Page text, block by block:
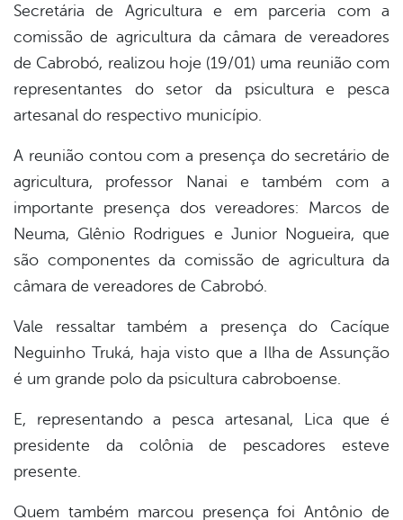
Secretária de Agricultura e em parceria com a
comissão de agricultura da câmara de vereadores
de Cabrobó, realizou hoje (19/01) uma reunião com
representantes do setor da psicultura e pesca
artesanal do respectivo município.
A reunião contou com a presença do secretário de
agricultura, professor Nanai e também com a
importante presença dos vereadores: Marcos de
Neuma, Glênio Rodrigues e Junior Nogueira, que
são componentes da comissão de agricultura da
câmara de vereadores de Cabrobó.
Vale ressaltar também a presença do Cacíque
Neguinho Truká, haja visto que a Ilha de Assunção
é um grande polo da psicultura cabroboense.
E, representando a pesca artesanal, Lica que é
presidente da colônia de pescadores esteve
presente.
Quem também marcou presença foi Antônio de